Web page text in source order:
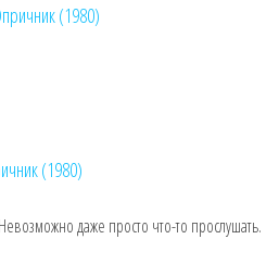
(1980)
(1980)
даже просто что-то прослушать.